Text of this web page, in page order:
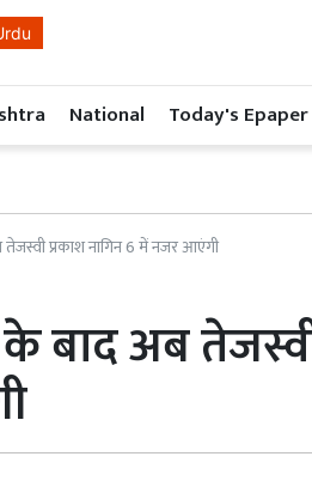
National Today's Epaper
तेजस्वी प्रकाश नागिन 6 में नजर आएंगी
के बाद अब